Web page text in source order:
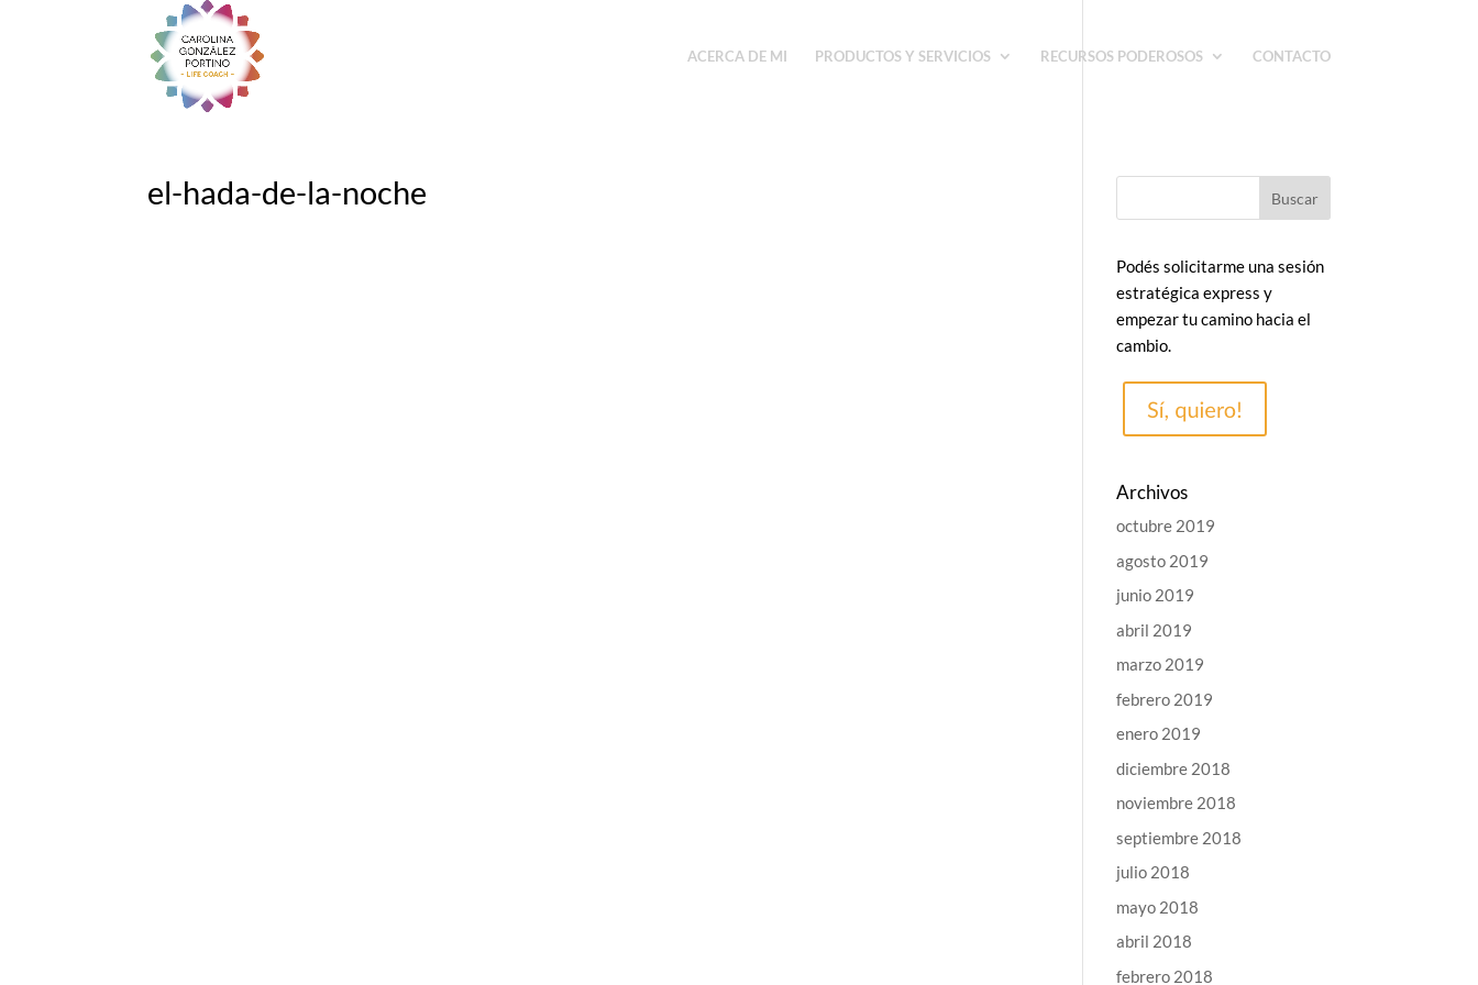
ACERCA DE MI PRODUCTOS Y SERVICIOS RECURSOS PODEROSOS CONTACTO
el-hada-de-la-noche
Podés solicitarme una sesión
estratégica express y
empezar tu camino hacia el
cambio.
Archivos
octubre 2019
agosto 2019
junio 2019
abril 2019
marzo 2019
febrero 2019
enero 2019
diciembre 2018
noviembre 2018
septiembre 2018
julio 2018
mayo 2018
abril 2018
febrero 2018